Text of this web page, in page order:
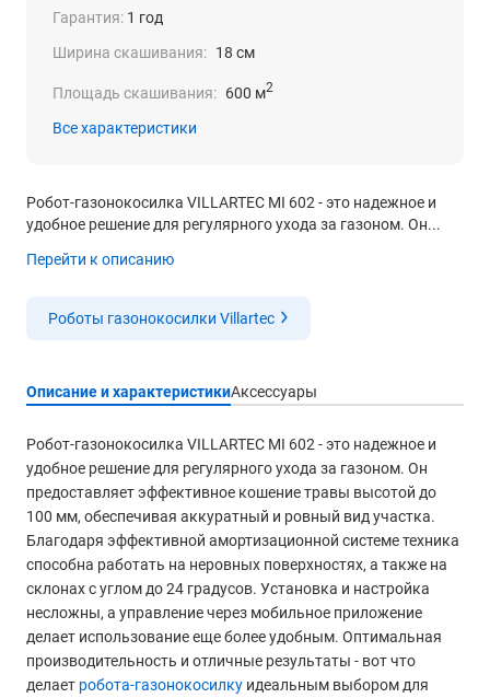
Гарантия: 1 год
Ширина скашивания: 18 см
Площадь скашивания: 600 м2
Все характеристики
Робот-газонокосилка VILLARTEC MI 602 - это надежное и
удобное решение для регулярного ухода за газоном. Он...
Перейти к описанию
Роботы газонокосилки Villartec
Описание и характеристикиАксессуары
Робот-газонокосилка VILLARTEC MI 602 - это надежное и
удобное решение для регулярного ухода за газоном. Он
предоставляет эффективное кошение травы высотой до
100 мм, обеспечивая аккуратный и ровный вид участка.
Благодаря эффективной амортизационной системе техника
способна работать на неровных поверхностях, а также на
склонах с углом до 24 градусов. Установка и настройка
несложны, а управление через мобильное приложение
делает использование еще более удобным. Оптимальная
производительность и отличные результаты - вот что
делает робота-газонокосилку идеальным выбором для